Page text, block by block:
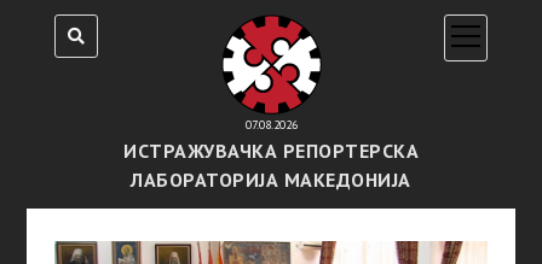
07.08.2026
ИСТРАЖУВАЧКА РЕПОРТЕРСКА
ЛАБОРАТОРИЈА МАКЕДОНИЈА
open
menu